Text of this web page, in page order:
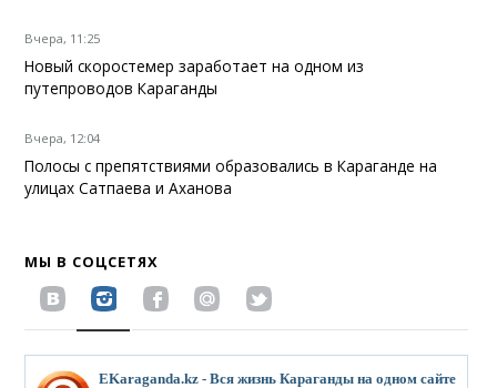
Вчера, 11:25
Новый скоростемер заработает на одном из
путепроводов Караганды
Вчера, 12:04
Полосы с препятствиями образовались в Караганде на
улицах Сатпаева и Аханова
МЫ В СОЦСЕТЯХ
EKaraganda.kz - Вся жизнь Караганды на одном сайте